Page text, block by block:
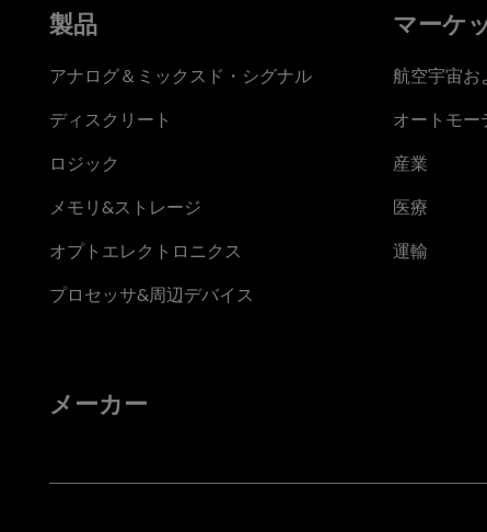
製品
アナログ＆ミックスド・シグナル
ディスクリート
ロジック
メモリ&ストレージ
オプトエレクトロニクス
プロセッサ&周辺デバイス
マーケ
航空宇宙お
オートモー
産業
医療
運輸
メーカー